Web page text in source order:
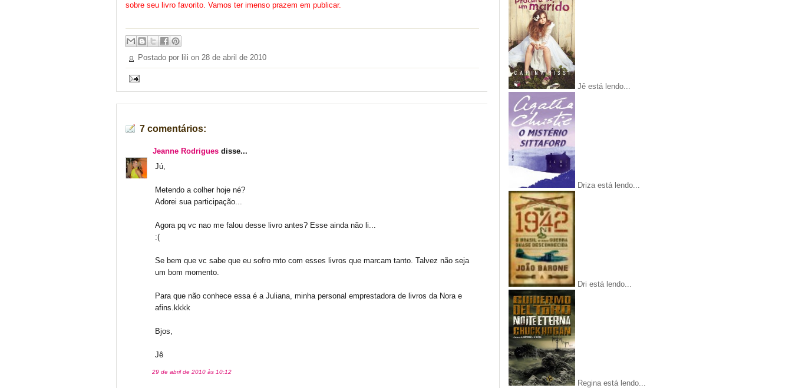
sobre seu livro favorito. Vamos ter imenso prazem em publicar.
Postado por lili on 28 de abril de 2010
7 comentários:
Jeanne Rodrigues disse...
Jú,
Metendo a colher hoje né?
Adorei sua participação...
Agora pq vc nao me falou desse livro antes? Esse ainda não li...
:(
Se bem que vc sabe que eu sofro mto com esses livros que marcam tanto. Talvez não seja
um bom momento.
Para que não conhece essa é a Juliana, minha personal emprestadora de livros da Nora e
afins.kkkk
Bjos,
Jê
29 de abril de 2010 às 10:12
Jê está lendo...
Driza está lendo...
Dri está lendo...
Regina está lendo...